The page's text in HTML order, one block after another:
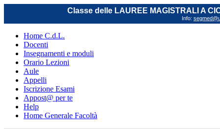
Classe delle LAUREE MAGISTRALI A
Info:
Home C.d.L.
Docenti
Insegnamenti e moduli
Orario Lezioni
Aule
Appelli
Iscrizione Esami
Appost@ per te
Help
Home Generale Facoltà